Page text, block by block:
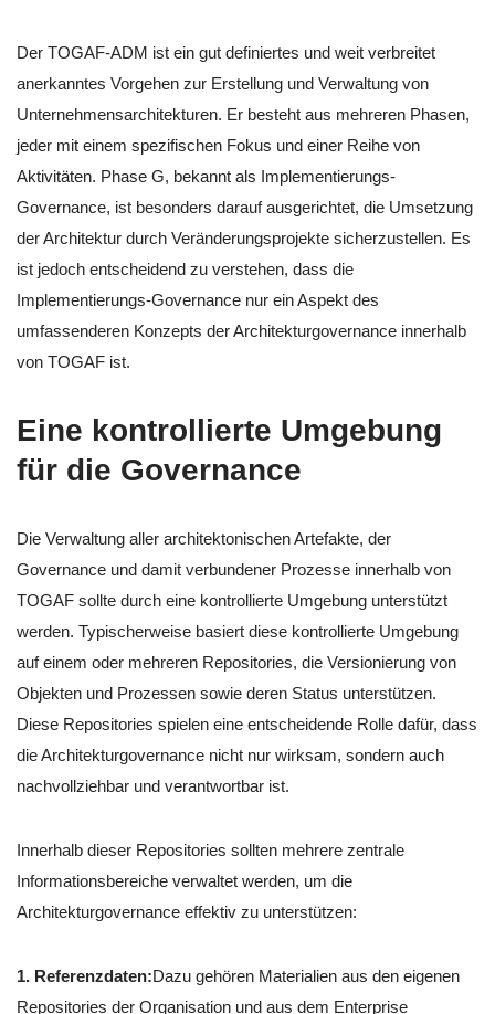
Der TOGAF-ADM ist ein gut definiertes und weit verbreitet
anerkanntes Vorgehen zur Erstellung und Verwaltung von
Unternehmensarchitekturen. Er besteht aus mehreren Phasen,
jeder mit einem spezifischen Fokus und einer Reihe von
Aktivitäten. Phase G, bekannt als Implementierungs-
Governance, ist besonders darauf ausgerichtet, die Umsetzung
der Architektur durch Veränderungsprojekte sicherzustellen. Es
ist jedoch entscheidend zu verstehen, dass die
Implementierungs-Governance nur ein Aspekt des
umfassenderen Konzepts der Architekturgovernance innerhalb
von TOGAF ist.
Eine kontrollierte Umgebung
für die Governance
Die Verwaltung aller architektonischen Artefakte, der
Governance und damit verbundener Prozesse innerhalb von
TOGAF sollte durch eine kontrollierte Umgebung unterstützt
werden. Typischerweise basiert diese kontrollierte Umgebung
auf einem oder mehreren Repositories, die Versionierung von
Objekten und Prozessen sowie deren Status unterstützen.
Diese Repositories spielen eine entscheidende Rolle dafür, dass
die Architekturgovernance nicht nur wirksam, sondern auch
nachvollziehbar und verantwortbar ist.
Innerhalb dieser Repositories sollten mehrere zentrale
Informationsbereiche verwaltet werden, um die
Architekturgovernance effektiv zu unterstützen:
1. Referenzdaten:Dazu gehören Materialien aus den eigenen
Repositories der Organisation und aus dem Enterprise